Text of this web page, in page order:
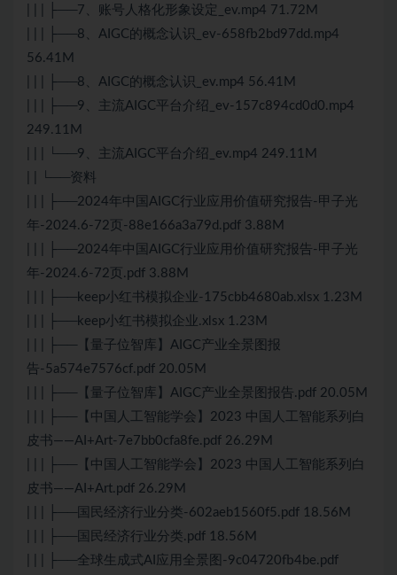
| | | ├──7、账号人格化形象设定_ev.mp4 71.72M
| | | ├──8、AIGC的概念认识_ev-658fb2bd97dd.mp4
56.41M
| | | ├──8、AIGC的概念认识_ev.mp4 56.41M
| | | ├──9、主流AIGC平台介绍_ev-157c894cd0d0.mp4
249.11M
| | | └──9、主流AIGC平台介绍_ev.mp4 249.11M
| | └──资料
| | | ├──2024年中国AIGC行业应用价值研究报告-甲子光
年-2024.6-72页-88e166a3a79d.pdf 3.88M
| | | ├──2024年中国AIGC行业应用价值研究报告-甲子光
年-2024.6-72页.pdf 3.88M
| | | ├──keep小红书模拟企业-175cbb4680ab.xlsx 1.23M
| | | ├──keep小红书模拟企业.xlsx 1.23M
| | | ├──【量子位智库】AIGC产业全景图报
告-5a574e7576cf.pdf 20.05M
| | | ├──【量子位智库】AIGC产业全景图报告.pdf 20.05M
| | | ├──【中国人工智能学会】2023 中国人工智能系列白
皮书——AI+Art-7e7bb0cfa8fe.pdf 26.29M
| | | ├──【中国人工智能学会】2023 中国人工智能系列白
皮书——AI+Art.pdf 26.29M
| | | ├──国民经济行业分类-602aeb1560f5.pdf 18.56M
| | | ├──国民经济行业分类.pdf 18.56M
| | | ├──全球生成式AI应用全景图-9c04720fb4be.pdf